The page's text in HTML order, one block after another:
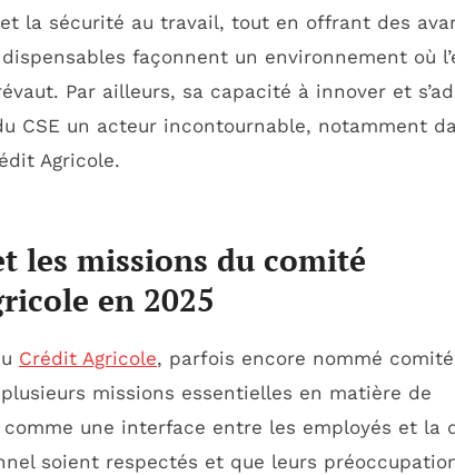
la sécurité au travail, tout en offrant des
façonnent un environnement où
Par ailleurs, sa capacité à innover et
CSE un acteur incontournable, notamment
Agricole.
les missions du comité
en 2025
Crédit Agricole, parfois encore nommé comité
missions essentielles en matière de
une interface entre les employés et la
soient respectés et que leurs